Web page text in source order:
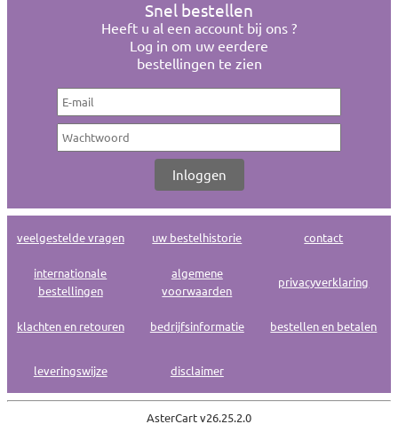
Snel bestellen
Heeft u al een account bij ons ?
Log in om uw eerdere
bestellingen te zien
veelgestelde vragen uw bestelhistorie contact
internationale
bestellingen
algemene
voorwaarden
privacyverklaring
klachten en retouren bedrijfsinformatie bestellen en betalen
leveringswijze disclaimer
AsterCart v26.25.2.0